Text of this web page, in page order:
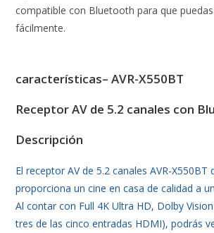
compatible con Bluetooth para que
fácilmente.
características– AVR-X550BT
Receptor AV de 5.2 canales con
Descripción
El receptor AV de 5.2 canales AVR-X550BT
proporciona un cine en casa de calidad a
Al contar con Full 4K Ultra HD, Dolby
tres de las cinco entradas HDMI), podrás